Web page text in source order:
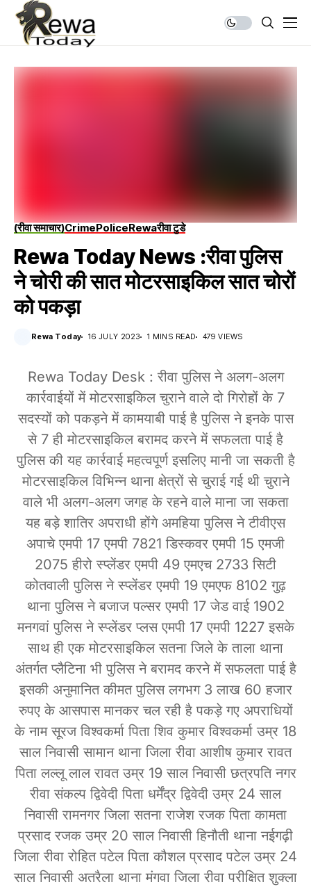
(रीवा समाचार)CrimePoliceRewaरीवा टुडे
Rewa Today News :रीवा पुलिस
ने चोरी की सात मोटरसाइकिल सात चोरों
को पकड़ा
Rewa Today 16 JULY 2023 1 MINS READ 479 VIEWS
Rewa Today Desk : रीवा पुलिस ने अलग-अलग
कार्रवाईयों में मोटरसाइकिल चुराने वाले दो गिरोहों के 7
सदस्यों को पकड़ने में कामयाबी पाई है पुलिस ने इनके पास
से 7 ही मोटरसाइकिल बरामद करने में सफलता पाई है
पुलिस की यह कार्रवाई महत्वपूर्ण इसलिए मानी जा सकती है
मोटरसाइकिल विभिन्न थाना क्षेत्रों से चुराई गई थी चुराने
वाले भी अलग-अलग जगह के रहने वाले माना जा सकता
यह बड़े शातिर अपराधी होंगे अमहिया पुलिस ने टीवीएस
अपाचे एमपी 17 एमपी 7821 डिस्कवर एमपी 15 एमजी
2075 हीरो स्प्लेंडर एमपी 49 एमएच 2733 सिटी
कोतवाली पुलिस ने स्प्लेंडर एमपी 19 एमएफ 8102 गुढ़
थाना पुलिस ने बजाज पल्सर एमपी 17 जेड वाई 1902
मनगवां पुलिस ने स्प्लेंडर प्लस एमपी 17 एमपी 1227 इसके
साथ ही एक मोटरसाइकिल सतना जिले के ताला थाना
अंतर्गत प्लैटिना भी पुलिस ने बरामद करने में सफलता पाई है
इसकी अनुमानित कीमत पुलिस लगभग 3 लाख 60 हजार
रुपए के आसपास मानकर चल रही है पकड़े गए अपराधियों
के नाम सूरज विश्वकर्मा पिता शिव कुमार विश्वकर्मा उम्र 18
साल निवासी सामान थाना जिला रीवा आशीष कुमार रावत
पिता लल्लू लाल रावत उम्र 19 साल निवासी छत्रपति नगर
रीवा संकल्प द्विवेदी पिता धर्मेंद्र द्विवेदी उम्र 24 साल
निवासी रामनगर जिला सतना राजेश रजक पिता कामता
प्रसाद रजक उम्र 20 साल निवासी हिनौती थाना नईगढ़ी
जिला रीवा रोहित पटेल पिता कौशल प्रसाद पटेल उम्र 24
साल निवासी अतरैला थाना मंगवा जिला रीवा परीक्षित शुक्ला